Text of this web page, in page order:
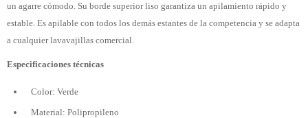
un agarre cómodo. Su borde superior liso garantiza un apilamiento rápido y
estable. Es apilable con todos los demás estantes de la competencia y se adapta
a cualquier lavavajillas comercial.
Especificaciones técnicas
Color: Verde
Material: Polipropileno